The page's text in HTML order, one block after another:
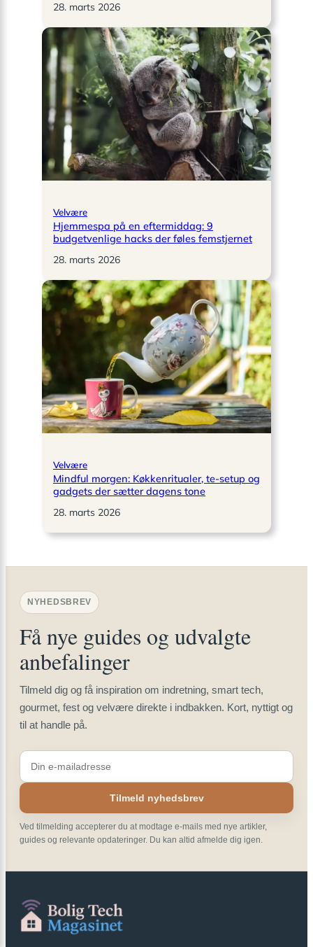
28. marts 2026
Velvære
Hjemmespa på en eftermiddag: 9
budgetvenlige hacks der føles femstjernet
28. marts 2026
Velvære
Mindful morgen: Køkkenritualer, te-setup og
gadgets der sætter dagens tone
28. marts 2026
NYHEDSBREV
Få nye guides og udvalgte
anbefalinger
Tilmeld dig og få inspiration om indretning, smart tech,
gourmet, fest og velvære direkte i indbakken. Kort, nyttigt og
til at handle på.
Tilmeld nyhedsbrev
Ved tilmelding accepterer du at modtage e-mails med nye artikler,
guides og relevante opdateringer. Du kan altid afmelde dig igen.